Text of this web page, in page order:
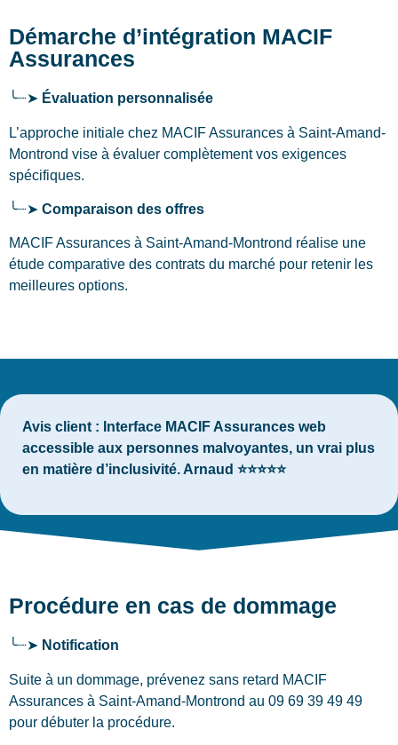
Démarche d’intégration MACIF
Assurances
╰┈➤ Évaluation personnalisée
L’approche initiale chez MACIF Assurances à Saint-Amand-
Montrond vise à évaluer complètement vos exigences
spécifiques.
╰┈➤ Comparaison des offres
MACIF Assurances à Saint-Amand-Montrond réalise une
étude comparative des contrats du marché pour retenir les
meilleures options.
Avis client : Interface MACIF Assurances web
accessible aux personnes malvoyantes, un vrai plus
en matière d’inclusivité. Arnaud ⭐⭐⭐⭐⭐
Procédure en cas de dommage
╰┈➤ Notification
Suite à un dommage, prévenez sans retard MACIF
Assurances à Saint-Amand-Montrond au 09 69 39 49 49
pour débuter la procédure.